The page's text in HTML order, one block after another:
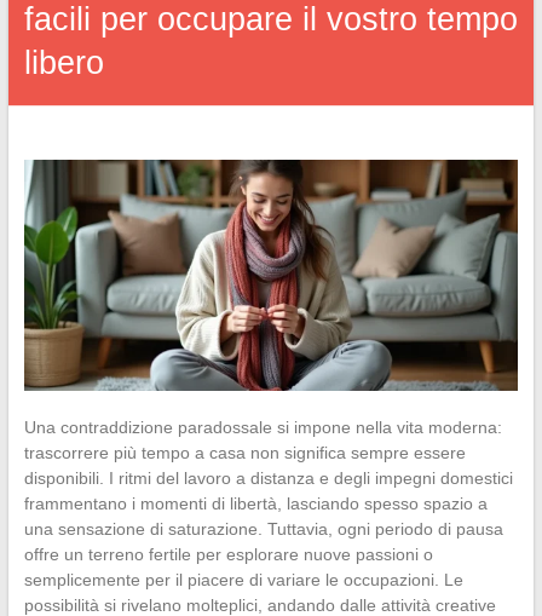
facili per occupare il vostro tempo
libero
Una contraddizione paradossale si impone nella vita moderna:
trascorrere più tempo a casa non significa sempre essere
disponibili. I ritmi del lavoro a distanza e degli impegni domestici
frammentano i momenti di libertà, lasciando spesso spazio a
una sensazione di saturazione. Tuttavia, ogni periodo di pausa
offre un terreno fertile per esplorare nuove passioni o
semplicemente per il piacere di variare le occupazioni. Le
possibilità si rivelano molteplici, andando dalle attività creative